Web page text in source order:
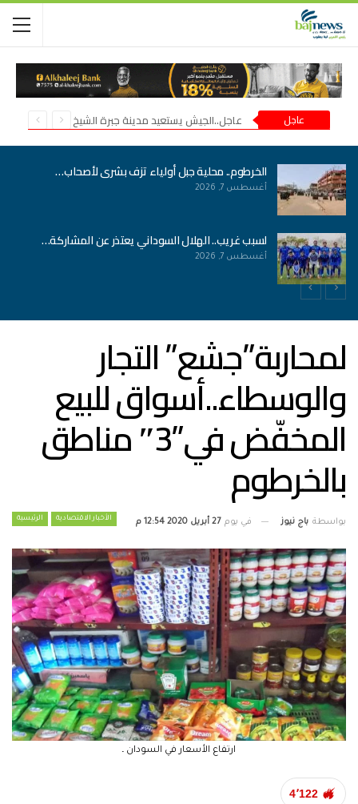
عاجل عاجل..الجيش يستعيد مدينة جبرة الشيخ في شمال كردفان
الخرطوم.. محلية جبل أولياء تزف بشرى لأصحاب…
أغسطس 7, 2026
لسبب غريب.. الهلال السوداني يعتذر عن المشاركة…
أغسطس 7, 2026
لمحاربة”جشع” التجار
والوسطاء..أسواق للبيع
المخفّض في”3″ مناطق
بالخرطوم
الأخبار الاقتصادية الرئيسية بواسطة باج نيوز في يوم 27 أبريل 2020 12:54 م
ارتفاع الأسعار في السودان ـ
4٬122